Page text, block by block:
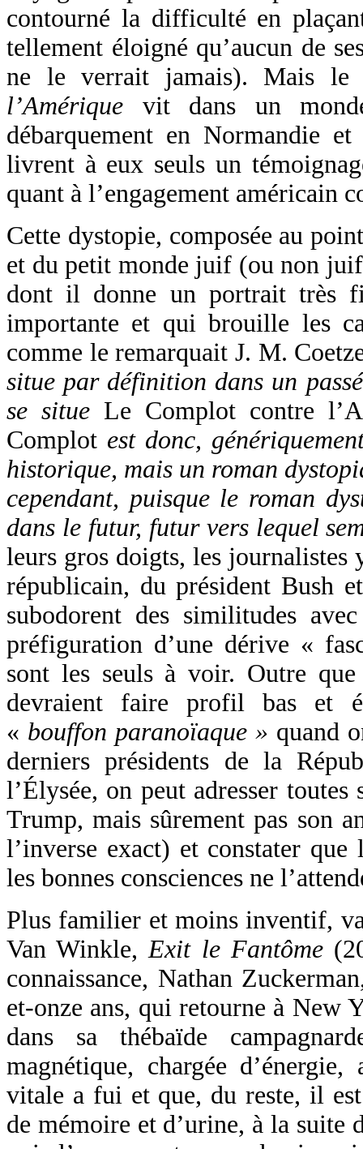
contourné la difficulté en
tellement éloigné qu’aucun de
ne le verrait jamais). Mais
l’Amérique vit dans un
débarquement en Normandie
livrent à eux seuls un
quant à l’engagement américain
Cette dystopie, composée au
et du petit monde juif (ou non
dont il donne un portrait très
importante et qui brouille les
comme le remarquait J. M.
situe par définition dans un
se situe Le Complot contre
Complot est donc,
historique, mais un roman
cependant, puisque le roman
dans le futur, futur vers lequel
leurs gros doigts, les
républicain, du président Bush
subodorent des similitudes
préfiguration d’une dérive «
sont les seuls à voir. Outre
devraient faire profil bas et
« bouffon paranoïaque » quand
derniers présidents de la
l’Élysée, on peut adresser
Trump, mais sûrement pas son
l’inverse exact) et constater
les bonnes consciences ne
Plus familier et moins inventif,
Van Winkle, Exit le Fantôme
connaissance, Nathan
et-onze ans, qui retourne à New
dans sa thébaïde
magnétique, chargée
vitale a fui et que, du reste, il
de mémoire et d’urine, à la suite